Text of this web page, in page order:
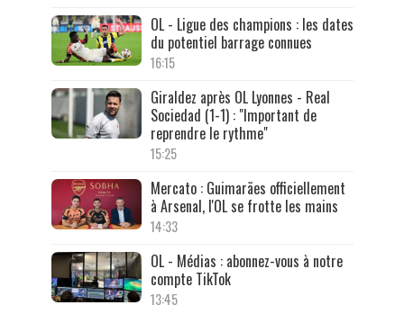
OL - Ligue des champions : les dates
du potentiel barrage connues
16:15
Giraldez après OL Lyonnes - Real
Sociedad (1-1) : "Important de
reprendre le rythme"
15:25
Mercato : Guimarães officiellement
à Arsenal, l'OL se frotte les mains
14:33
OL - Médias : abonnez-vous à notre
compte TikTok
13:45